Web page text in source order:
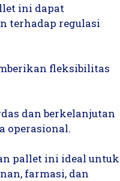
ini dapat
terhadap regulasi
fleksibilitas
dan berkelanjutan
operasional.
pallet ini ideal untuk
farmasi, dan